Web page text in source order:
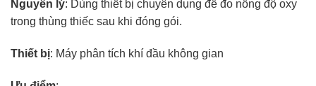
Nguyên lý: Dùng thiết bị chuyên dụng để đo nồng độ oxy
trong thùng thiếc sau khi đóng gói.
Thiết bị: Máy phân tích khí đầu không gian